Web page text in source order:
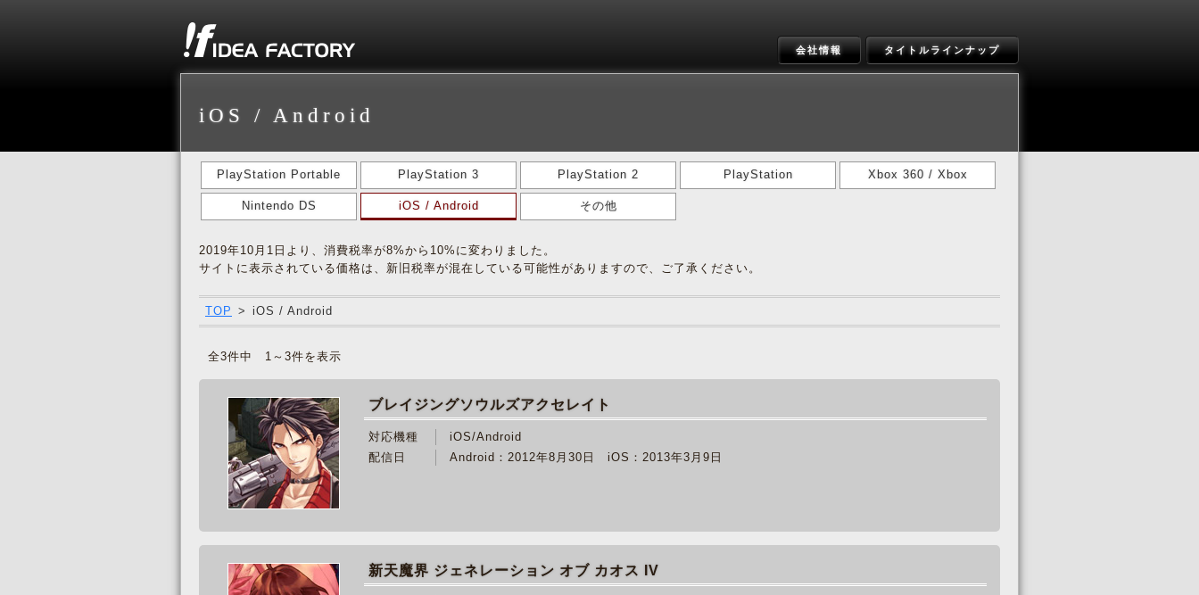
会社情報 タイトルラインナップ
iOS / Android
PlayStation Portable PlayStation 3 PlayStation 2 PlayStation Xbox 360 / Xbox
Nintendo DS iOS / Android その他
2019年10月1日より、消費税率が8%から10%に変わりました。
サイトに表示されている価格は、新旧税率が混在している可能性がありますので、ご了承ください。
TOP > iOS / Android
全3件中 1～3件を表示
ブレイジングソウルズアクセレイト
対応機種
iOS/Android
配信日
Android：2012年8月30日 iOS：2013年3月9日
新天魔界 ジェネレーション オブ カオス IV